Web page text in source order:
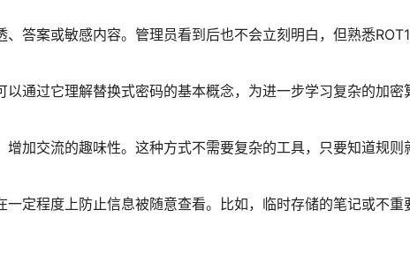
答案或敏感内容。管理员看到后也不会立刻明白，但熟悉
通过它理解替换式密码的基本概念，为进一步学习复杂的加密
加交流的趣味性。这种方式不需要复杂的工具，只要知道规则
一定程度上防止信息被随意查看。比如，临时存储的笔记或不重